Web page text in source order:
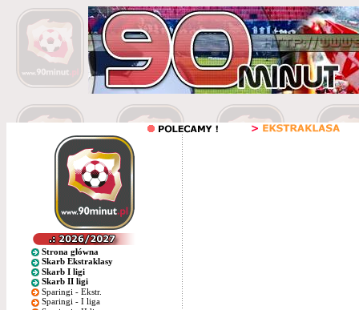
Strona główna
Skarb Ekstraklasy
Skarb I ligi
Skarb II ligi
Sparingi - Ekstr.
Sparingi - I liga